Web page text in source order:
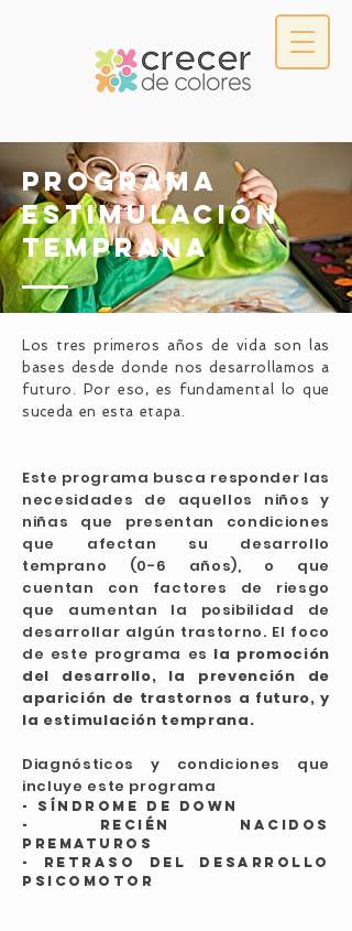
Programa
Estimulación
Temprana
Los tres primeros años de vida son las
bases desde donde nos desarrollamos a
futuro. Por eso, es fundamental lo que
suceda en esta etapa.
Este programa busca responder las
necesidades de aquellos niños y
niñas que presentan condiciones
que afectan su desarrollo
temprano (0-6 años), o que
cuentan con factores de riesgo
que aumentan la posibilidad de
desarrollar algún trastorno. El foco
de este programa es la promoción
del desarrollo, la prevención de
aparición de trastornos a futuro, y
la estimulación temprana.
Diagnósticos y condiciones que
incluye este programa
- Síndrome de Down
- Recién nacidos
prematuros
- Retraso del desarrollo
psicomotor